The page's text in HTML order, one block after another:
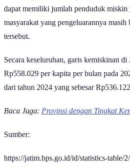
dapat memiliki jumlah penduduk miskin
masyarakat yang pengeluarannya masih
tersebut.
Secara keseluruhan, garis kemiskinan
Rp558.029 per kapita per bulan pada
dari tahun 2024 yang sebesar
Baca Juga: Provinsi dengan Tingkat
Sumber:
https://jatim.bps.go.id/id/statistics-table/